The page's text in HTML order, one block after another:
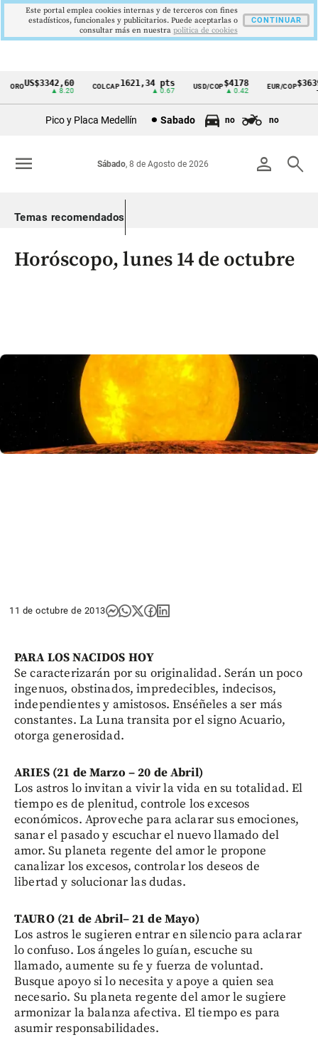
Cintillo
Colombia
US$3342,60
▲ 8.20
COLCAP1621,34 pts
▲ 0.67
USD/COP$4178
▲ 0.42
EUR/COP$3639
Pico y Placa Medellín Sabado no no
person search
Sábado, 8 de Agosto de 2026
menu
Temas recomendados
Horóscopo, lunes 14 de octubre
11 de octubre de 2013
PARA LOS NACIDOS HOY
Se caracterizarán por su originalidad. Serán un poco
ingenuos, obstinados, impredecibles, indecisos,
independientes y amistosos. Enséñeles a ser más
constantes. La Luna transita por el signo Acuario,
otorga generosidad.
ARIES (21 de Marzo – 20 de Abril)
Los astros lo invitan a vivir la vida en su totalidad. El
tiempo es de plenitud, controle los excesos
económicos. Aproveche para aclarar sus emociones,
sanar el pasado y escuchar el nuevo llamado del
amor. Su planeta regente del amor le propone
canalizar los excesos, controlar los deseos de
libertad y solucionar las dudas.
TAURO (21 de Abril– 21 de Mayo)
Los astros le sugieren entrar en silencio para aclarar
lo confuso. Los ángeles lo guían, escuche su
llamado, aumente su fe y fuerza de voluntad.
Busque apoyo si lo necesita y apoye a quien sea
necesario. Su planeta regente del amor le sugiere
armonizar la balanza afectiva. El tiempo es para
asumir responsabilidades.
Este portal emplea cookies internas y de terceros con fines
estadísticos, funcionales y publicitarios. Puede aceptarlas o
consultar más en nuestra politica de cookies
CONTINUAR